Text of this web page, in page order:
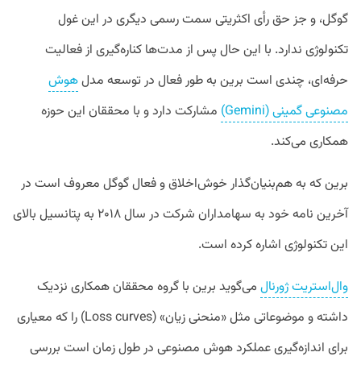
گوگل، و جز حق رأی اکثریتی سمت رسمی دیگری در این غول
تکنولوژی ندارد. با این حال پس از مدت‌ها کناره‌گیری از فعالیت
حرفه‌ای، چندی است برین به طور فعال در توسعه مدلهوش
مصنوعی گمینی (Gemini)
مشارکت دارد و با محققان این حوزه
همکاری می‌کند.
برین که به هم‌بنیان‌گذار خوش‌اخلاق و فعال گوگل معروف است در
آخرین نامه خود به سهامداران شرکت در سال ۲۰۱۸ به پتانسیل بالای
این تکنولوژی اشاره کرده است.
وال‌استریت ژورنال می‌گوید برین با گروه محققان همکاری نزدیک
داشته و موضوعاتی مثل «منحنی زیان» (Loss curves) را که معیاری
برای اندازه‌گیری عملکرد هوش مصنوعی در طول زمان است بررسی